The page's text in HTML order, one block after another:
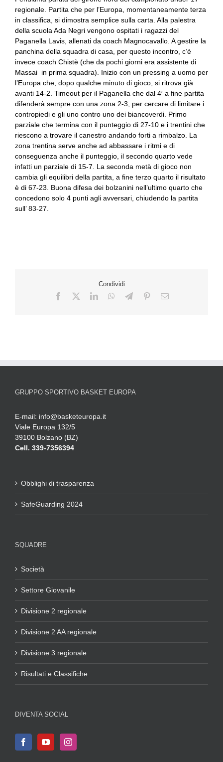
regionale. Partita che per l’Europa, momentaneamente terza
in classifica, si dimostra semplice sulla carta. Alla palestra
della scuola Ada Negri vengono ospitati i ragazzi del
Paganella Lavis, allenati da coach Magnocavallo. A gestire la
panchina della squadra di casa, per questo incontro, c’è
invece coach Chistè (che da pochi giorni era assistente di
Massai in prima squadra). Inizio con un pressing a uomo per
l’Europa che, dopo qualche minuto di gioco, si ritrova già
avanti 14-2. Timeout per il Paganella che dal 4′ a fine partita
difenderà sempre con una zona 2-3, per cercare di limitare i
contropiedi e gli uno contro uno dei biancoverdi. Primo
parziale che termina con il punteggio di 27-10 e i trentini che
riescono a trovare il canestro andando forti a rimbalzo. La
zona trentina serve anche ad abbassare i ritmi e di
conseguenza anche il punteggio, il secondo quarto vede
infatti un parziale di 15-7. La seconda metà di gioco non
cambia gli equilibri della partita, a fine terzo quarto il risultato
è di 67-23. Buona difesa dei bolzanini nell’ultimo quarto che
concedono solo 4 punti agli avversari, chiudendo la partita
sull’ 83-27.
Condividi
GRUPPO SPORTIVO BASKET EUROPA
E-mail: info@basketeuropa.it
Viale Europa 132/5
39100 Bolzano (BZ)
Cell. 339-7356394
Obblighi di trasparenza
SafeGuarding 2024
SQUADRE
Società
Settore Giovanile
Divisione 2 regionale
Divisione 2 AA regionale
Divisione 3 regionale
Risultati e Classifiche
DIVENTA SOCIAL